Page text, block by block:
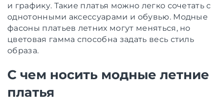
и графику. Такие платья можно легко сочетать с
однотонными аксессуарами и обувью. Модные
фасоны платьев летних могут меняться, но
цветовая гамма способна задать весь стиль
образа.
С чем носить модные летние
платья